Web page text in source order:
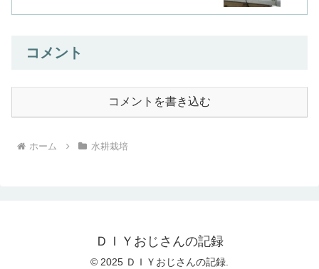
コメント
コメントを書き込む
ホーム 水耕栽培
ＤＩＹおじさんの記録
© 2025 ＤＩＹおじさんの記録.